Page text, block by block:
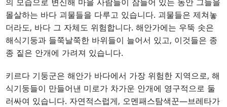
몰살하는 바다 괴물들을 다루고 있습니다. 괴물들은 제쳐놓
더라도, 바다 그 자체도 위험합니다. 해안가에는 우뚝 솟은
해식기둥과 들쭉날쭉한 바위들이 늘어서 있고, 이것들은 종
종 짙은 안개에 가려져 있습니다.
키르다 기둥군은 해안가 바다에서 가장 위험한 지역으로, 해
식기둥들이 만들어낸 미로가 차가운 안개에 영구적으로 둘
러싸여 있습니다. 자연적스럽게, 오멘패스탐색꾼—브레타가